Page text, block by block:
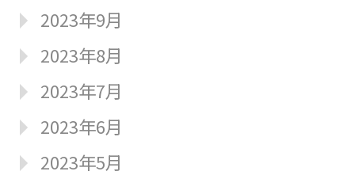
2023年9月
2023年8月
2023年7月
2023年6月
2023年5月